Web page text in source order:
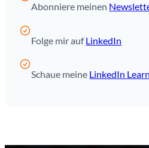
Abonniere meinen
Folge mir aufLinkedIn
Schaue meine LinkedIn